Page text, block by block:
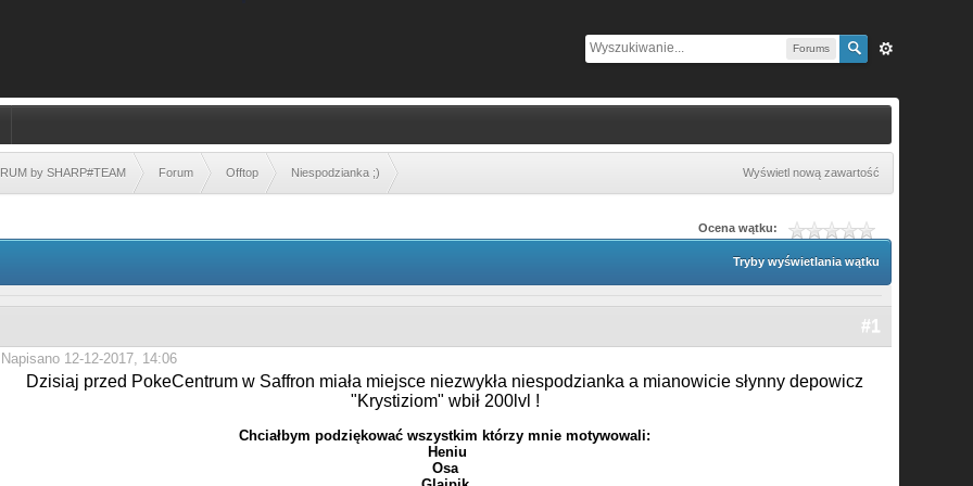
Forums
by SHARP#TEAM Forum Offtop Niespodzianka ;) Wyświetl nową zawartość
Ocena wątku:
Tryby wyświetlania wątku
#1
Napisano 12-12-2017, 14:06
Dzisiaj przed PokeCentrum w Saffron miała miejsce niezwykła niespodzianka a mianowicie słynny depowicz
"Krystiziom" wbił 200lvl !
Chciałbym podziękować wszystkim którzy mnie motywowali:
Heniu
Osa